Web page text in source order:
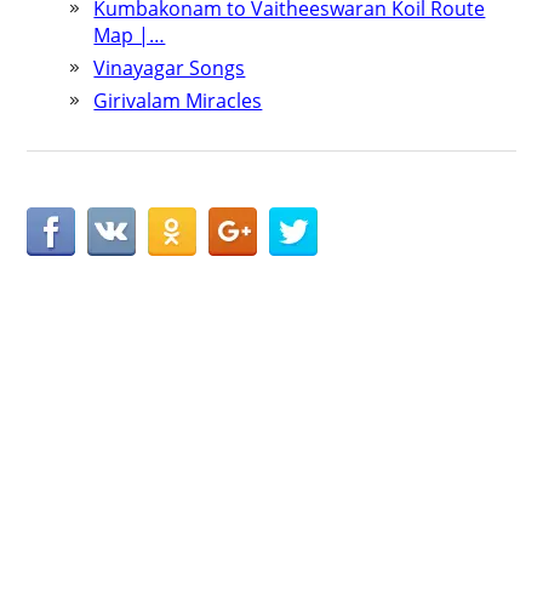
Kumbakonam to Vaitheeswaran Koil Route
Map |…
Vinayagar Songs
Girivalam Miracles